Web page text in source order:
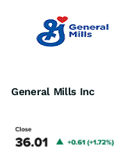
General Mills Inc